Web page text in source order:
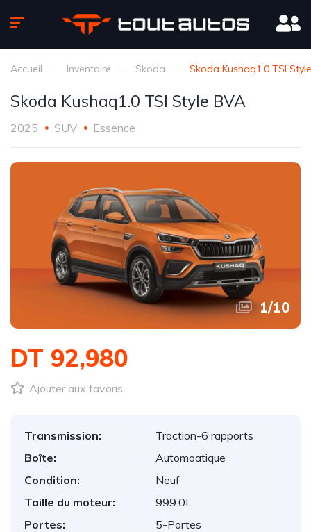
Accueil Inventaire Skoda Skoda Kushaq1.0 TSI
Skoda Kushaq1.0 TSI Style BVA
2025 SUV Essence
1/10
DT 92,980
Ajouter aux favoris
Transmission:
Traction-6 rapports
Boîte:
Automoatique
Condition:
Neuf
Taille du moteur:
999.0L
Portes:
5-Portes